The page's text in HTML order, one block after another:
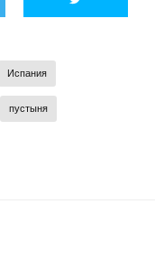
Испания
пустыня